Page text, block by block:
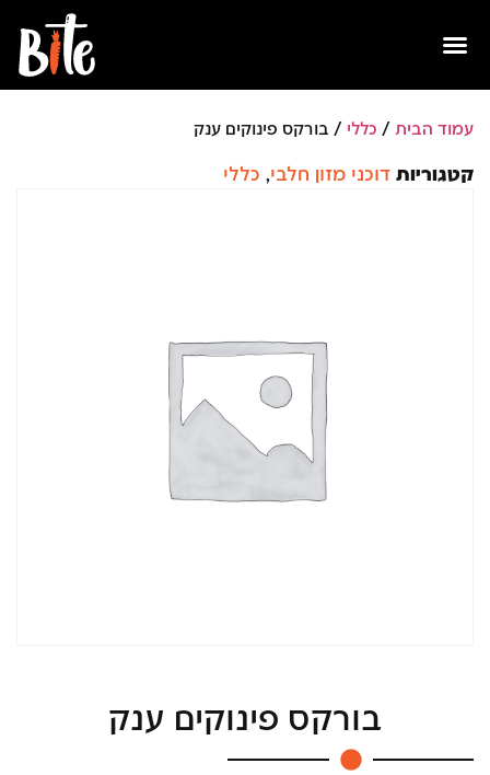
בורקס פינוקים ענק
קטגוריות דוכני מזון חלבי, כללי
עמוד הבית / כללי / בורקס פינוקים ענק